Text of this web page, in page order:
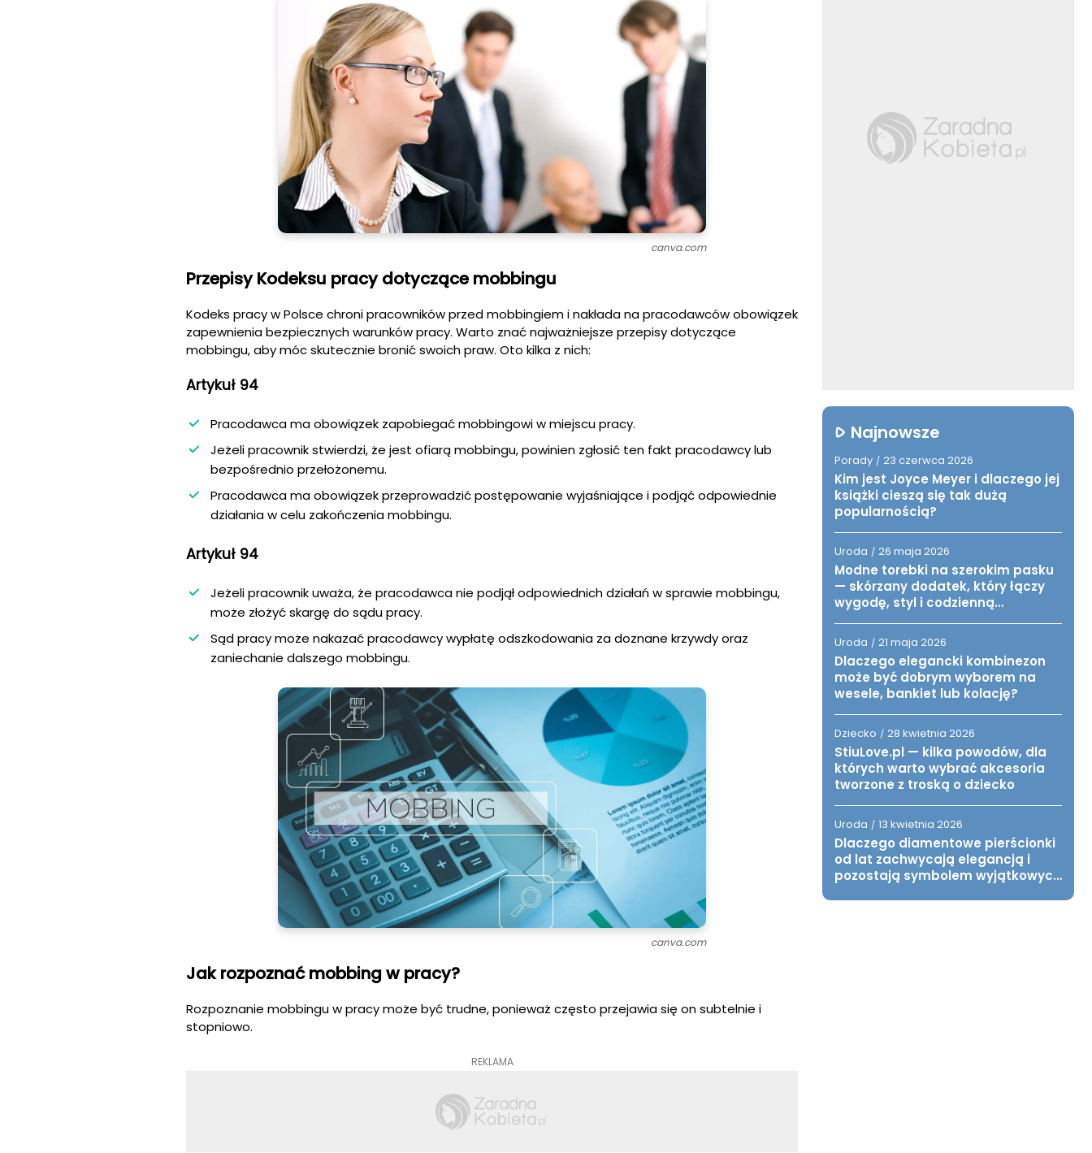
canva.com
Przepisy Kodeksu pracy dotyczące mobbingu
Kodeks pracy w Polsce chroni pracowników przed mobbingiem i nakłada na pracodawców obowiązek
zapewnienia bezpiecznych warunków pracy. Warto znać najważniejsze przepisy dotyczące
mobbingu, aby móc skutecznie bronić swoich praw. Oto kilka z nich:
Artykuł 94
Pracodawca ma obowiązek zapobiegać mobbingowi w miejscu pracy.
Jeżeli pracownik stwierdzi, że jest ofiarą mobbingu, powinien zgłosić ten fakt pracodawcy lub
bezpośrednio przełożonemu.
Pracodawca ma obowiązek przeprowadzić postępowanie wyjaśniające i podjąć odpowiednie
działania w celu zakończenia mobbingu.
Artykuł 94
Jeżeli pracownik uważa, że pracodawca nie podjął odpowiednich działań w sprawie mobbingu,
może złożyć skargę do sądu pracy.
Sąd pracy może nakazać pracodawcy wypłatę odszkodowania za doznane krzywdy oraz
zaniechanie dalszego mobbingu.
canva.com
Jak rozpoznać mobbing w pracy?
Rozpoznanie mobbingu w pracy może być trudne, ponieważ często przejawia się on subtelnie i
stopniowo.
REKLAMA
Najnowsze
Porady / 23 czerwca 2026
Kim jest Joyce Meyer i dlaczego jej
książki cieszą się tak dużą
popularnością?
Uroda / 26 maja 2026
Modne torebki na szerokim pasku
— skórzany dodatek, który łączy
wygodę, styl i codzienną
Uroda / 21 maja 2026
Dlaczego elegancki kombinezon
może być dobrym wyborem na
wesele, bankiet lub kolację?
Dziecko / 28 kwietnia 2026
StiuLove.pl — kilka powodów, dla
których warto wybrać akcesoria
tworzone z troską o dziecko
Uroda / 13 kwietnia 2026
Dlaczego diamentowe pierścionki
od lat zachwycają elegancją i
pozostają symbolem wyjątkowych